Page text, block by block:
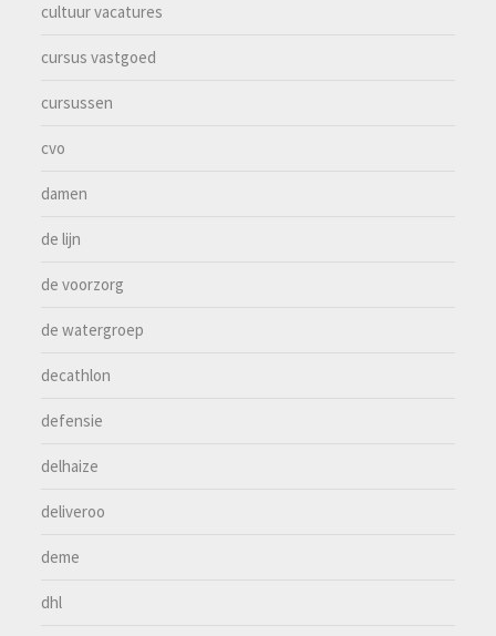
cultuur vacatures
cursus vastgoed
cursussen
cvo
damen
de lijn
de voorzorg
de watergroep
decathlon
defensie
delhaize
deliveroo
deme
dhl